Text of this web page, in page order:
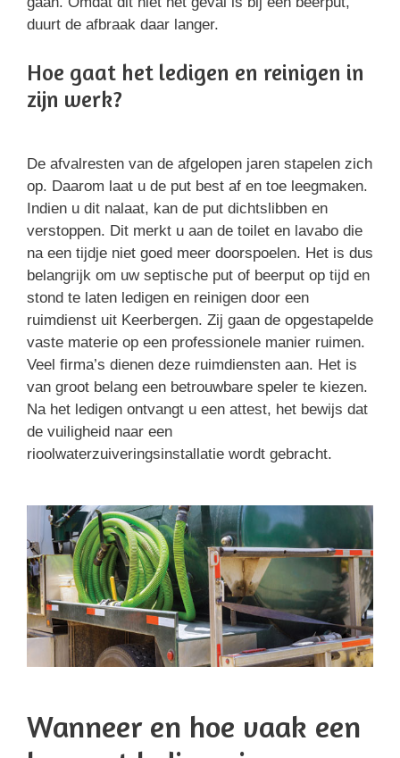
duurt de afbraak daar langer.
Hoe gaat het ledigen en reinigen in
zijn werk?
De afvalresten van de afgelopen jaren stapelen zich
op. Daarom laat u de put best af en toe leegmaken.
Indien u dit nalaat, kan de put dichtslibben en
verstoppen. Dit merkt u aan de toilet en lavabo die
na een tijdje niet goed meer doorspoelen. Het is dus
belangrijk om uw septische put of beerput op tijd en
stond te laten ledigen en reinigen door een
ruimdienst uit Keerbergen. Zij gaan de opgestapelde
vaste materie op een professionele manier ruimen.
Veel firma’s dienen deze ruimdiensten aan. Het is
van groot belang een betrouwbare speler te kiezen.
Na het ledigen ontvangt u een attest, het bewijs dat
de vuiligheid naar een
rioolwaterzuiveringsinstallatie wordt gebracht.
Wanneer en hoe vaak een